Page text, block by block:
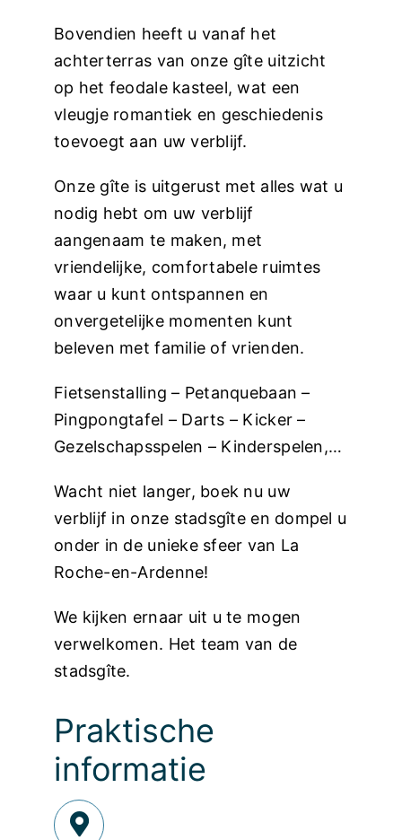
Bovendien heeft u vanaf het
achterterras van onze gîte uitzicht
op het feodale kasteel, wat een
vleugje romantiek en geschiedenis
toevoegt aan uw verblijf.
Onze gîte is uitgerust met alles wat u
nodig hebt om uw verblijf
aangenaam te maken, met
vriendelijke, comfortabele ruimtes
waar u kunt ontspannen en
onvergetelijke momenten kunt
beleven met familie of vrienden.
Fietsenstalling – Petanquebaan –
Pingpongtafel – Darts – Kicker –
Gezelschapsspelen – Kinderspelen,…
Wacht niet langer, boek nu uw
verblijf in onze stadsgîte en dompel u
onder in de unieke sfeer van La
Roche-en-Ardenne!
We kijken ernaar uit u te mogen
verwelkomen. Het team van de
stadsgîte.
Praktische
informatie